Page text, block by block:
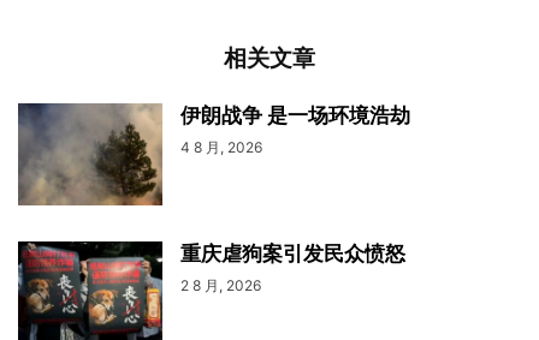
相关文章
伊朗战争 是一场环境浩劫
4 8 月, 2026
重庆虐狗案引发民众愤怒
2 8 月, 2026